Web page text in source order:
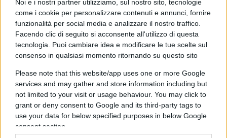
Noi e i nostri partner utilizziamo, sul nostro sito, tecnologie
come i cookie per personalizzare contenuti e annunci, fornire
funzionalità per social media e analizzare il nostro traffico.
Facendo clic di seguito si acconsente all'utilizzo di questa
tecnologia. Puoi cambiare idea e modificare le tue scelte sul
consenso in qualsiasi momento ritornando su questo sito
Please note that this website/app uses one or more Google
services and may gather and store information including but
not limited to your visit or usage behaviour. You may click to
grant or deny consent to Google and its third-party tags to
use your data for below specified purposes in below Google
consent section.
compensare, in parte, la superiorità numerica
degli stati vicini agli Stati Uniti, tradendo
l’inevitabilità di schieramenti dettati dalle potenze
egemoni.
Il diritto di guerra
Ciò detto è bene ricordare che la legislazione
internazionale “di guerra” si basa su assunti